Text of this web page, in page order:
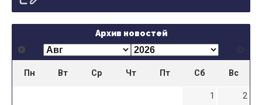
Архив новостей
Пн Вт Ср Чт Пт Сб Вс
1
2